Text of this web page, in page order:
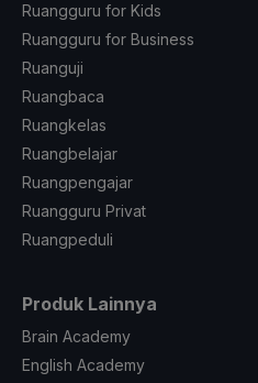
Ruangguru for Kids
Ruangguru for Business
Ruanguji
Ruangbaca
Ruangkelas
Ruangbelajar
Ruangpengajar
Ruangguru Privat
Ruangpeduli
Produk Lainnya
Brain Academy
English Academy